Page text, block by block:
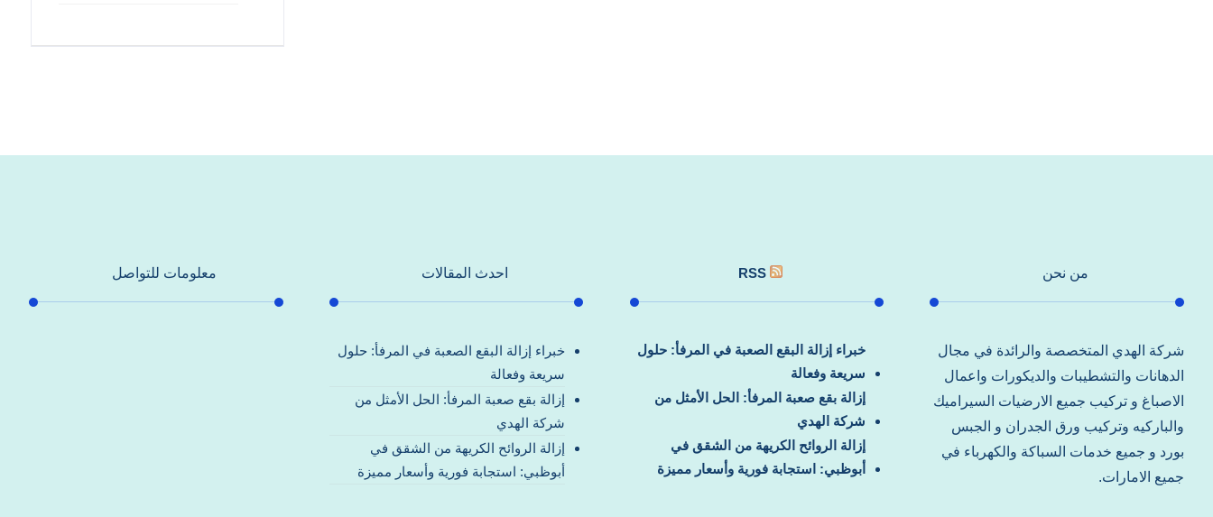
من نحن
شركة الهدي المتخصصة والرائدة في مجال
الدهانات والتشطيبات والديكورات واعمال
الاصباغ و تركيب جميع الارضيات السيراميك
والباركيه وتركيب ورق الجدران و الجبس
بورد و جميع خدمات السباكة والكهرباء في
جميع الامارات.
RSS
خبراء إزالة البقع الصعبة في المرفأ: حلول
سريعة وفعالة
إزالة بقع صعبة المرفأ: الحل الأمثل من
شركة الهدي
إزالة الروائح الكريهة من الشقق في
أبوظبي: استجابة فورية وأسعار مميزة
احدث المقالات
خبراء إزالة البقع الصعبة في المرفأ: حلول
سريعة وفعالة
إزالة بقع صعبة المرفأ: الحل الأمثل من
شركة الهدي
إزالة الروائح الكريهة من الشقق في
أبوظبي: استجابة فورية وأسعار مميزة
معلومات للتواصل